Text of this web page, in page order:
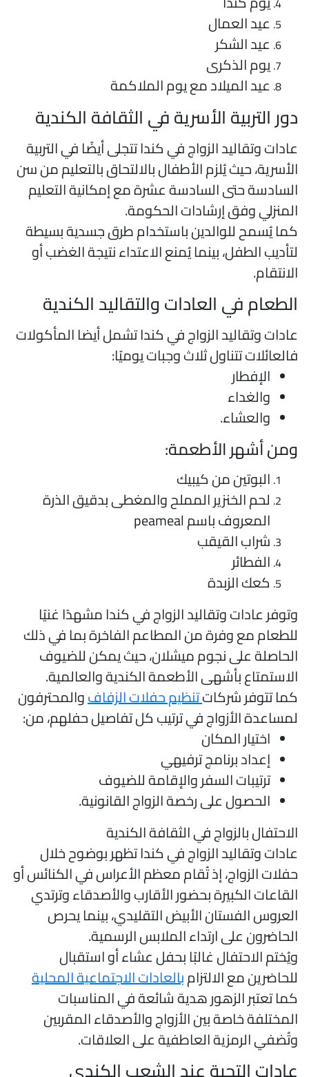
عيد العمال
عيد الشكر
يوم الذكرى
عيد الميلاد مع يوم الملاكمة
التربية الأسرية في الثقافة الكندية
وتقاليد الزواج في كندا تتجلى أيضًا في التربية
حيث يُلزم الأطفال بالالتحاق بالتعليم من سن
حتى السادسة عشرة مع إمكانية التعليم
وفق إرشادات الحكومة.
يُسمح للوالدين باستخدام طرق جسدية بسيطة
الطفل، بينما يُمنع الاعتداء نتيجة الغضب أو
في العادات والتقاليد الكندية
وتقاليد الزواج في كندا تشمل أيضا المأكولات
تتناول ثلاث وجبات يوميًا:
الإفطار
والغداء
والعشاء.
أشهر الأطعمة:
البوتين من كيبيك
لحم الخنزير المملح والمغطى بدقيق الذرة
المعروف باسم peameal
شراب القيقب
الفطائر
كعك الزبدة
عادات وتقاليد الزواج في كندا مشهدًا غنيًا
مع وفرة من المطاعم الفاخرة بما في ذلك
على نجوم ميشلان، حيث يمكن للضيوف
بأشهى الأطعمة الكندية والعالمية.
تتوفر شركاتتنظيم حفلات الزفافوالمحترفون
الأزواج في ترتيب كل تفاصيل حفلهم، من:
اختيار المكان
إعداد برنامج ترفيهي
ترتيبات السفر والإقامة للضيوف
الحصول على رخصة الزواج القانونية.
بالزواج في الثقافة الكندية
وتقاليد الزواج في كندا تظهر بوضوح خلال
الزواج، إذ تُقام معظم الأعراس في الكنائس أو
الكبيرة بحضور الأقارب والأصدقاء وترتدي
الفستان الأبيض التقليدي، بينما يحرص
على ارتداء الملابس الرسمية.
الاحتفال غالبًا بحفل عشاء أو استقبال
مع الالتزامبالعادات الاجتماعية المحلية
تعتبر الزهور هدية شائعة في المناسبات
خاصة بين الأزواج والأصدقاء المقربين
الرمزية العاطفية على العلاقات.
التحية عند الشعب الكندي